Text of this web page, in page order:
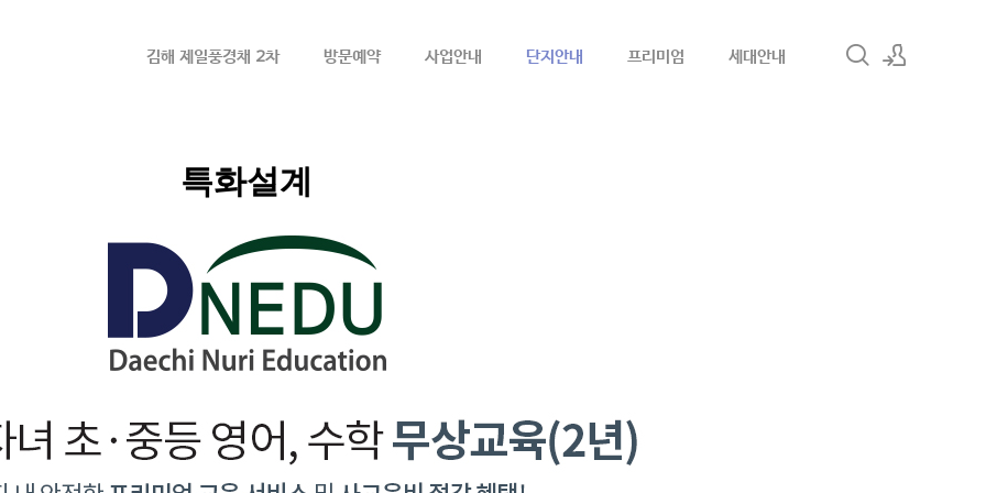
김해 제일풍경채 2차 방문예약 사업안내 단지안내 프리미엄 세대안내
특화설계